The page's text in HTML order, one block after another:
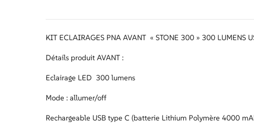
KIT ECLAIRAGES PNA AVANT « STONE 300 » 300 LUMENS
Détails produit AVANT :
Eclairage LED 300 lumens
Mode : allumer/off
Rechargeable USB type C (batterie Lithium Polymère 4000